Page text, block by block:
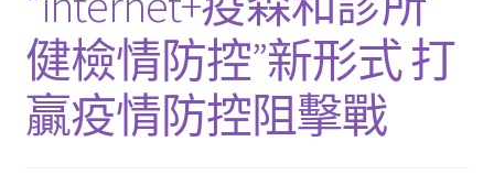
健檢情防控”新形式 打
贏疫情防控阻擊戰